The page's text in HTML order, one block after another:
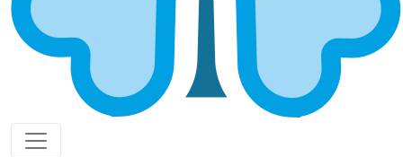
Социальное служение
Социальный отдел епархии
Руководитель:протоиерей Алексий Гусельщиков
8 (987) 929-18-10
diaconia-kinel.cerkov.ru